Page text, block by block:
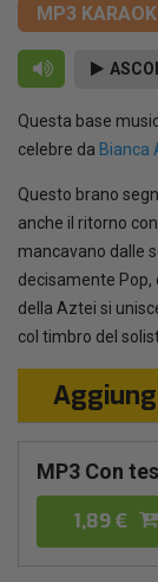
MP3
Questa base
celebre da Bianca
Questo brano
anche il ritorno
mancavano dalle
decisamente Pop,
della Aztei si
col timbro del
MP3 Con
1,89 €